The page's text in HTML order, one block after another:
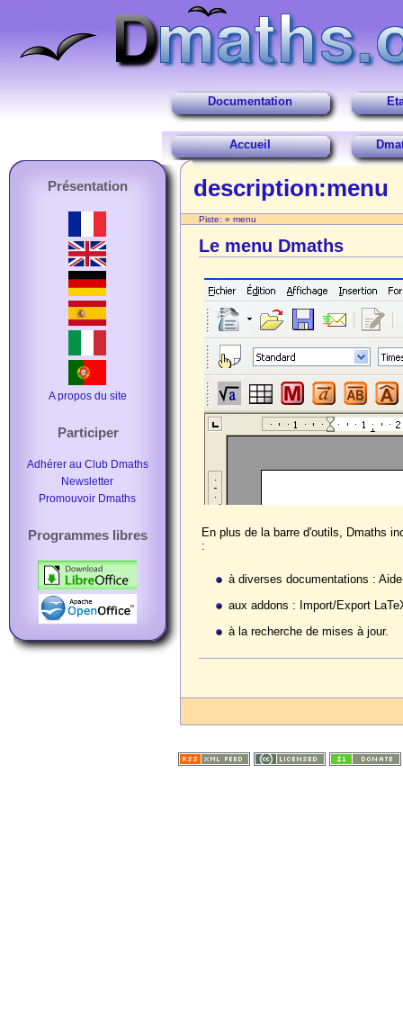
Documentation
Accueil
Présentation
A propos du site
Participer
Adhérer au Club Dmaths
Newsletter
Promouvoir Dmaths
Programmes libres
description:menu
Piste: » menu
Le menu Dmaths
En plus de la barre d'outils, Dmaths
:
à diverses documentations :
aux addons : Import/Export
à la recherche de mises à jour.